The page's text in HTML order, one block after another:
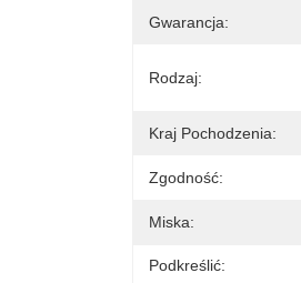
Gwarancja:
Rodzaj:
Kraj Pochodzenia:
Zgodność:
Miska:
Podkreślić: